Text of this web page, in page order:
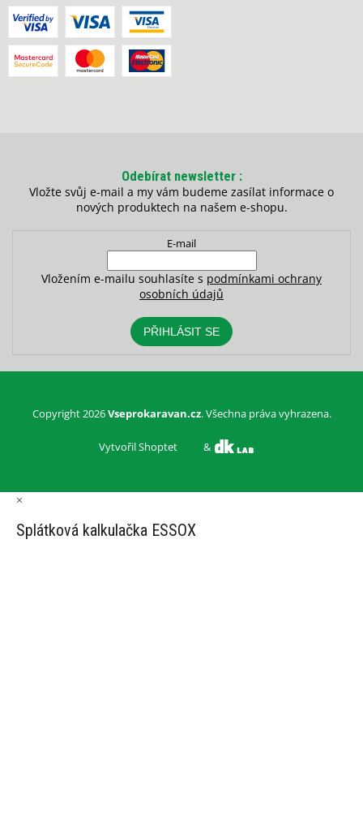
Odebírat newsletter
Vložte svůj e-mail a my vám budeme zasílat informace o
nových produktech na našem e-shopu.
E-mail
Vložením e-mailu souhlasíte s podmínkami ochrany
osobních údajů
PŘIHLÁSIT SE
Vytvořil Shoptet &
Copyright 2026Vseprokaravan.cz. Všechna práva vyhrazena.
×
Splátková kalkulačka ESSOX